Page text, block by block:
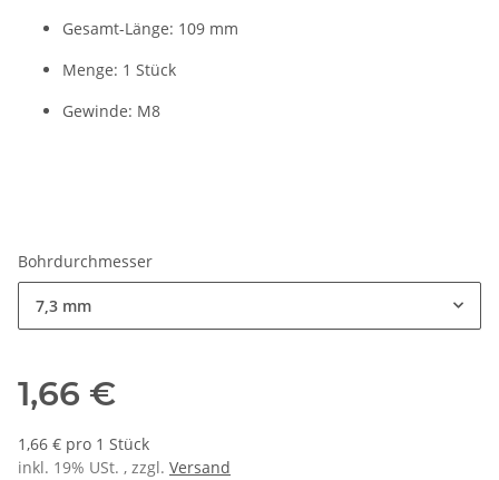
Gesamt-Länge: 109 mm
Menge: 1 Stück
Gewinde: M8
Bohrdurchmesser
7,3 mm
1,66 €
1,66 € pro 1 Stück
inkl. 19% USt. , zzgl. Versand